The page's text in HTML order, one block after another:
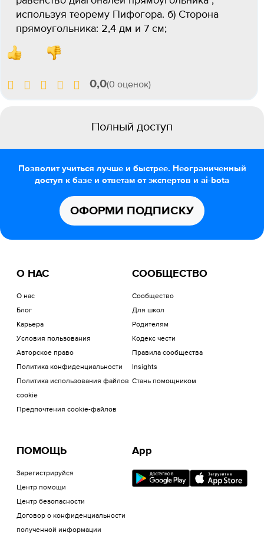
используя теорему Пифогора. б) Сторона
прямоугольника: 2,4 дм и 7 см;
0,0(0 оценок)
Полный доступ
Позволит учиться лучше и быстрее. Неограниченный
доступ к базе и ответам от экспертов и ai-bota
ОФОРМИ ПОДПИСКУ
О НАС
О нас
Блог
Карьера
Условия пользования
Авторское право
Политика конфиденциальности
Политика использования файлов
cookie
Предпочтения cookie-файлов
СООБЩЕСТВО
Сообщество
Для школ
Родителям
Кодекс чести
Правила сообщества
Insights
Стань помощником
ПОМОЩЬ
Зарегистрируйся
Центр помощи
Центр безопасности
Договор о конфиденциальности
полученной информации
App